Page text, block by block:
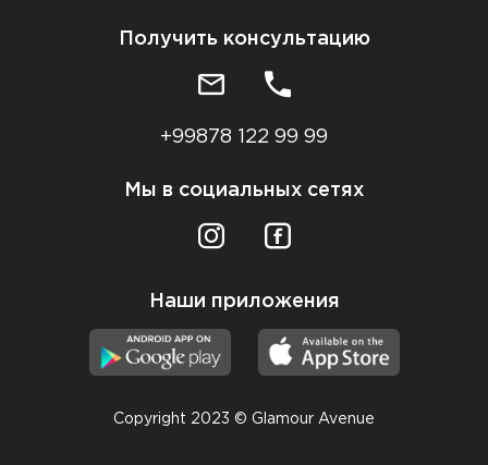
Получить консультацию
+99878 122 99 99
Мы в социальных сетях
Наши приложения
Copyright 2023 © Glamour Avenue